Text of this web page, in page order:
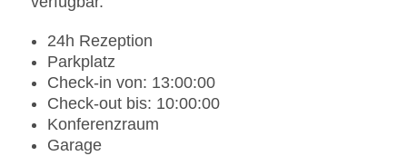
24h Rezeption
Parkplatz
Check-in von: 13:00:00
Check-out bis: 10:00:00
Konferenzraum
Garage